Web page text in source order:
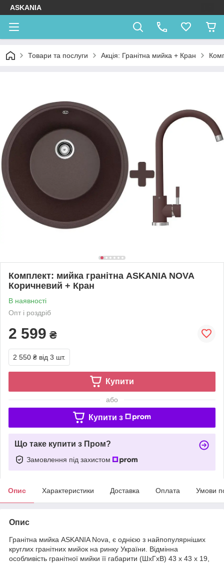
ASKANIA
Товари та послуги Акція: Гранітна мийка + Кран
Комплект: мийка гранітна ASKANIA NOVA
Коричневий + Кран
В наявності
Опт і роздріб
2 599 ₴
2 550 ₴ від 3 шт.
Купити
або
Купити з
Що таке купити з Пром?
Замовлення під захистом
Опис Характеристики Доставка Оплата Умови
Опис
Гранітна мийка ASKANIA Nova, є однією з найпопулярніших
круглих гранітних мийок на ринку України. Відмінна
особливість гранітної мийки її габарити (ШхГхВ) 43 х 43 х 19,